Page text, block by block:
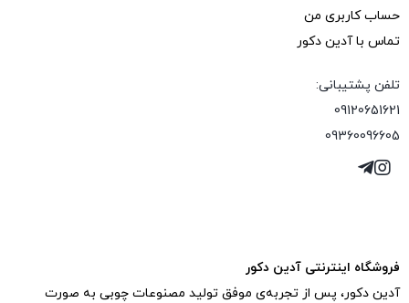
حساب کاربری من
تماس با آدین دکور
تلفن پشتیبانی:
09120651621
09360096605
فروشگاه اینترنتی آدین دکور
آدین دکور، پس از تجربه‌ی موفق تولید مصنوعات چوبی به صورت